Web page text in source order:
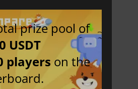
prize pool of
USDT
players on the